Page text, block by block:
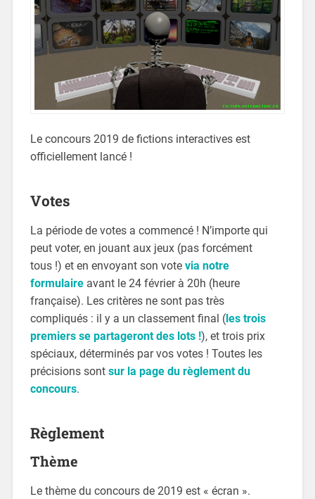
Le concours 2019 de fictions interactives est
officiellement lancé !
Votes
La période de votes a commencé ! N’importe qui
peut voter, en jouant aux jeux (pas forcément
tous !) et en envoyant son vote via notre
formulaireavant le 24 février à 20h (heure
française). Les critères ne sont pas très
compliqués : il y a un classement final (les trois
premiers se partageront des lots !), et trois prix
spéciaux, déterminés par vos votes ! Toutes les
précisions sont sur la page du règlement du
concours.
Règlement
Thème
Le thème du concours de 2019 est « écran ».